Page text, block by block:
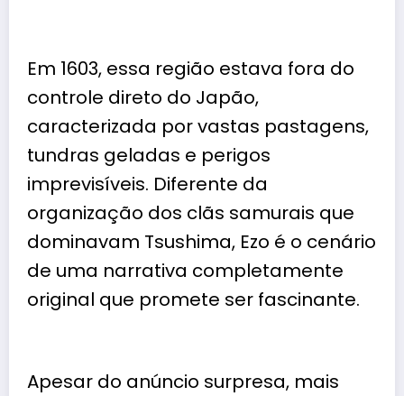
Em 1603, essa região estava fora do
controle direto do Japão,
caracterizada por vastas pastagens,
tundras geladas e perigos
imprevisíveis. Diferente da
organização dos clãs samurais que
dominavam Tsushima, Ezo é o cenário
de uma narrativa completamente
original que promete ser fascinante.
Apesar do anúncio surpresa, mais